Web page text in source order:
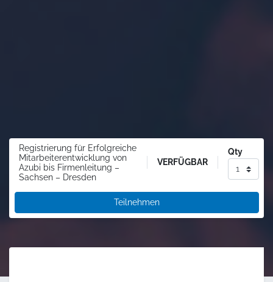
Registrierung für Erfolgreiche
Mitarbeiterentwicklung von
Azubi bis Firmenleitung –
Sachsen – Dresden
VERFÜGBAR
Qty
Teilnehmen